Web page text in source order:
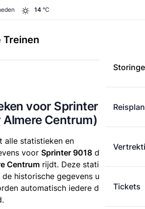
14 °C
Treinen
Tickets
voor Sprinter 9018
Almere Centrum)
alle statistieken en
voor Sprinter 9018 die
van
Centrum rijdt. Deze statistieken
historische gegevens uit het
automatisch iedere dag